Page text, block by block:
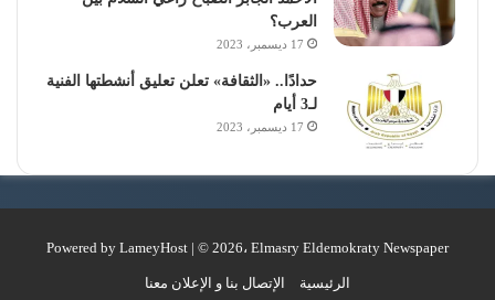
العرب؟
17 ديسمبر، 2023
حدادًا.. «الثقافة» تعلن تعليق أنشطتها الفنية
لـ3 أيام
17 ديسمبر، 2023
Powered by LameyHost | © 2026، Elmasry Eldemokraty Newspaper
الرئيسية الإتصال بنا و الإعلان معنا